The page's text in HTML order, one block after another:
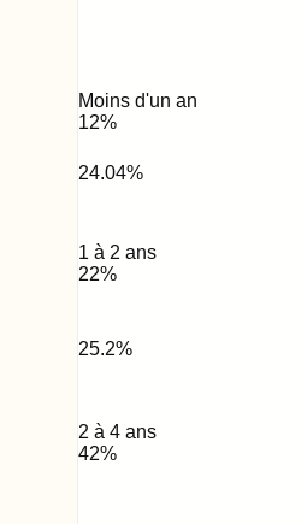
Moins d'un an
12%
24.04%
1 à 2 ans
22%
25.2%
2 à 4 ans
42%